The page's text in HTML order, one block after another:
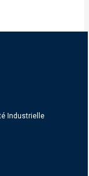
Industrielle